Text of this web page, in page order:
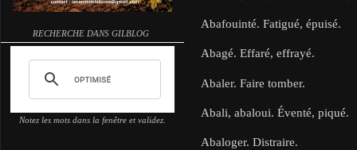
RECHERCHE DANS GILBLOG
Notez les mots dans la fenêtre et validez.
Abafouinté. Fatigué, épuisé.
Abagé. Effaré, effrayé.
Abaler. Faire tomber.
Abali, abaloui. Éventé, piqué.
Abaloger. Distraire.